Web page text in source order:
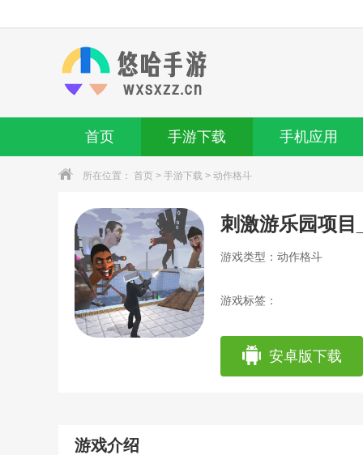
首页 手游下载 手机应用
所在位置： 首页 > 手游下载 > 动作格斗
刺激游乐园项目
游戏类型：动作格斗
游戏标签：
安卓版下载
游戏介绍